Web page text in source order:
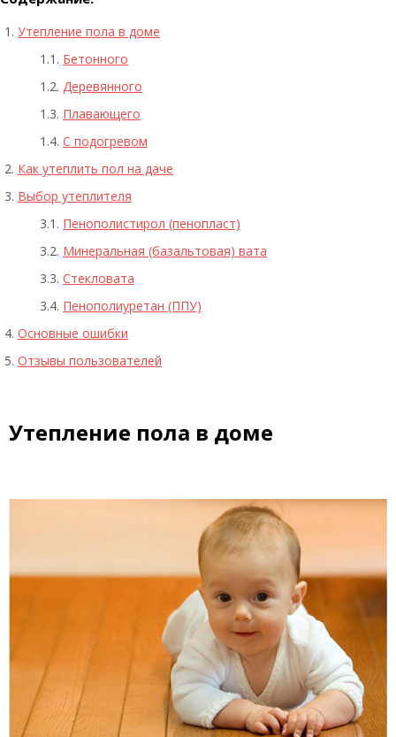
Утепление пола в доме
Бетонного
Деревянного
Плавающего
С подогревом
Как утеплить пол на даче
Выбор утеплителя
Пенополистирол (пенопласт)
Минеральная (базальтовая) вата
Стекловата
Пенополиуретан (ППУ)
Основные ошибки
Отзывы пользователей
Утепление пола в доме